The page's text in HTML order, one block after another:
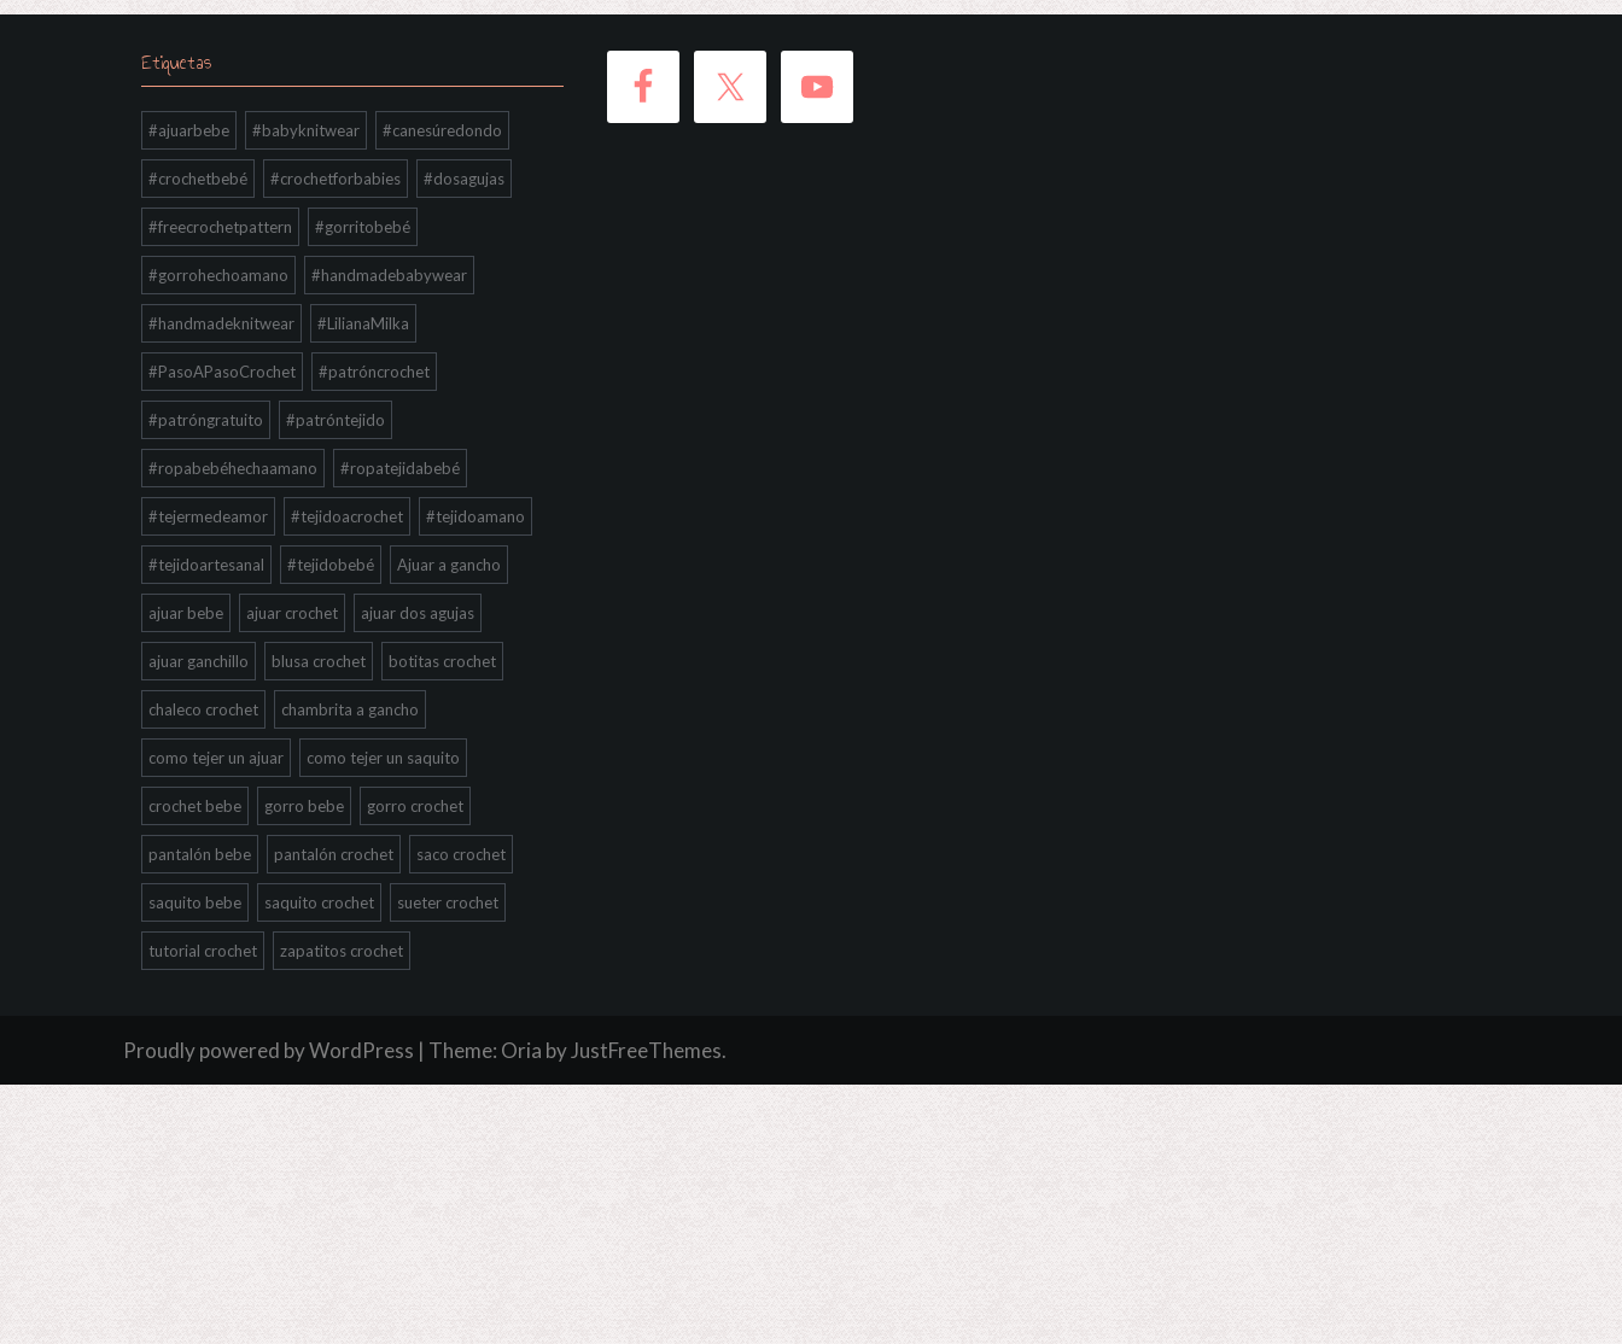
Etiquetas
#ajuarbebe #babyknitwear #canesúredondo
#crochetbebé #crochetforbabies #dosagujas
#freecrochetpattern #gorritobebé
#gorrohechoamano #handmadebabywear
#handmadeknitwear #LilianaMilka
#PasoAPasoCrochet #patróncrochet
#patróngratuito #patróntejido
#ropabebéhechaamano #ropatejidabebé
#tejermedeamor #tejidoacrochet #tejidoamano
#tejidoartesanal #tejidobebé Ajuar a gancho
ajuar bebe ajuar crochet ajuar dos agujas
ajuar ganchillo blusa crochet botitas crochet
chaleco crochet chambrita a gancho
como tejer un ajuar como tejer un saquito
crochet bebe gorro bebe gorro crochet
pantalón bebe pantalón crochet saco crochet
saquito bebe saquito crochet sueter crochet
tutorial crochet zapatitos crochet
Proudly powered by WordPress | Theme: Oria by JustFreeThemes.